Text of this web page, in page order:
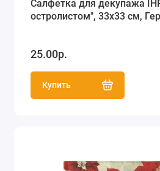
Салфетка для декупажа
остролистом", 33х33 см,
25.00р.
Купить